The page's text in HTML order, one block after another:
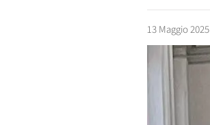
13 Maggio 2025